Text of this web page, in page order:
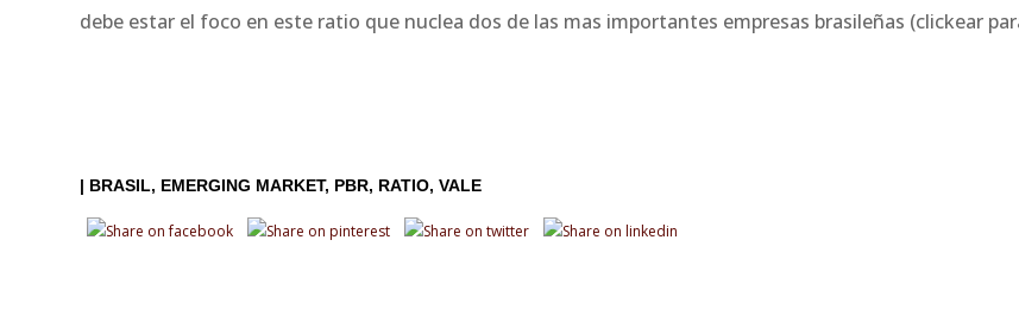
debe estar el foco en este ratio que nuclea dos de las mas importantes empresas brasileñas (clickear
| BRASIL EMERGING MARKET PBR RATIO VALE